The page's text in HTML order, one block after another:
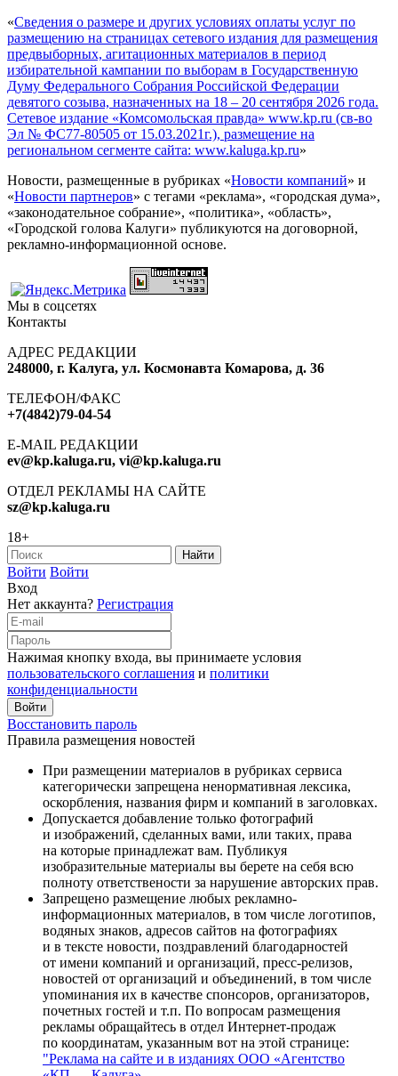
«Сведения о размере и других условиях оплаты услуг по
размещению на страницах сетевого издания для размещения
предвыборных, агитационных материалов в период
избирательной кампании по выборам в Государственную
Думу Федерального Собрания Российской Федерации
девятого созыва, назначенных на 18 – 20 сентября 2026 года.
Сетевое издание «Комсомольская правда» www.kp.ru (св-во
Эл № ФС77-80505 от 15.03.2021г.), размещение на
региональном сегменте сайта: www.kaluga.kp.ru»
Новости, размещенные в рубриках «Новости компаний» и
«Новости партнеров» с тегами «реклама», «городская дума»,
«законодательное собрание», «политика», «область»,
«Городской голова Калуги» публикуются на договорной,
рекламно-информационной основе.
Мы в соцсетях
Контакты
АДРЕС РЕДАКЦИИ
248000, г. Калуга, ул. Космонавта Комарова, д. 36
ТЕЛЕФОН/ФАКС
+7(4842)79-04-54
E-MAIL РЕДАКЦИИ
ev@kp.kaluga.ru, vi@kp.kaluga.ru
ОТДЕЛ РЕКЛАМЫ НА САЙТЕ
sz@kp.kaluga.ru
18+
Войти Войти
Вход
Нет аккаунта? Регистрация
Нажимая кнопку входа, вы принимаете условия
пользовательского соглашения и политики
конфиденциальности
Восстановить пароль
Правила размещения новостей
При размещении материалов в рубриках сервиса
категорически запрещена ненормативная лексика,
оскорбления, названия фирм и компаний в заголовках.
Допускается добавление только фотографий
и изображений, сделанных вами, или таких, права
на которые принадлежат вам. Публикуя
изобразительные материалы вы берете на себя всю
полноту ответствености за нарушение авторских прав.
Запрещено размещение любых рекламно-
информационных материалов, в том числе логотипов,
водяных знаков, адресов сайтов на фотографиях
и в тексте новости, поздравлений благодарностей
от имени компаний и организаций, пресс-релизов,
новостей от организаций и объединений, в том числе
упоминания их в качестве спонсоров, организаторов,
почетных гостей и т.п. По вопросам размещения
рекламы обращайтесь в отдел Интернет-продаж
по координатам, указанным вот на этой странице:
"Реклама на сайте и в изданиях ООО «Агентство